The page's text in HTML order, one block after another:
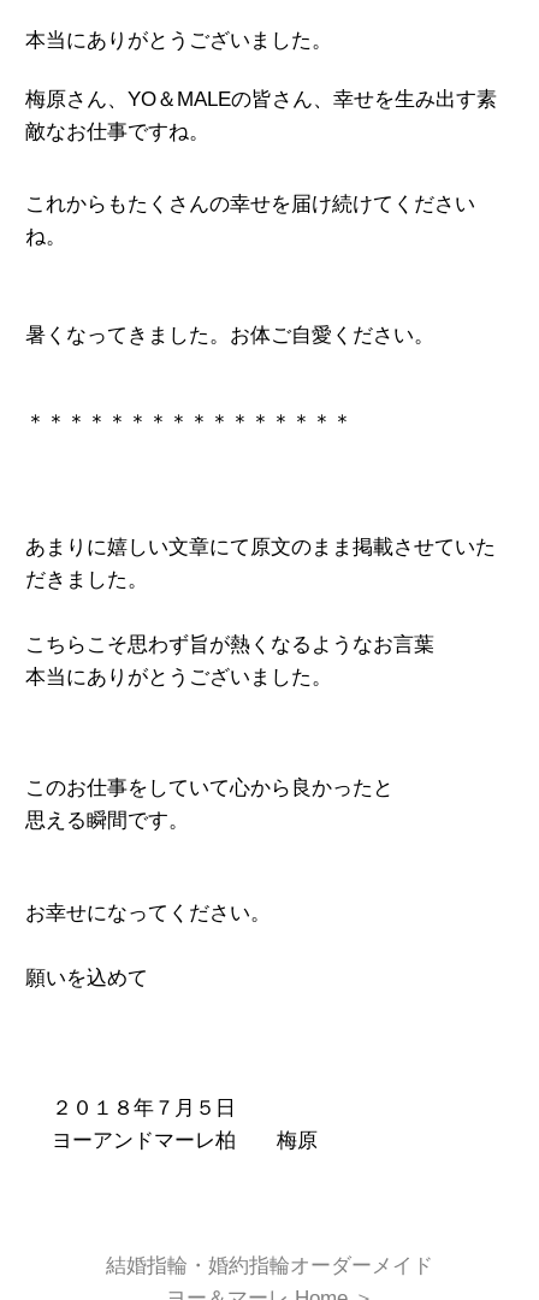
本当にありがとうございました。
梅原さん、YO＆MALEの皆さん、 幸せを生み出す素
敵なお仕事ですね。
これからもたくさんの幸せを届け続けてください
ね。
暑くなってきました。お体ご自愛ください。
＊＊＊＊＊＊＊＊＊＊＊＊＊＊＊＊
あまりに嬉しい文章にて原文のまま掲載させていた
だきました。
こちらこそ思わず旨が熱くなるようなお言葉
本当にありがとうございました。
このお仕事をしていて心から良かったと
思える瞬間です。
お幸せになってください。
願いを込めて
２０１８年７月５日
ヨーアンドマーレ柏 梅原
結婚指輪・婚約指輪オーダーメイド